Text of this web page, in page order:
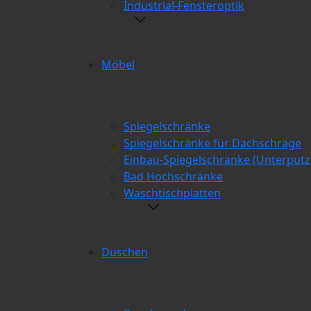
Industrial-Fensteroptik
Möbel
Spiegelschränke
Spiegelschränke für Dachschräge
Einbau-Spiegelschränke
Bad Hochschränke
Waschtischplatten
Duschen